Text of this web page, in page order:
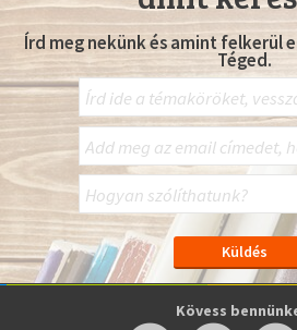
Írd meg nekünk és amint felkerül
Téged.
Kövess